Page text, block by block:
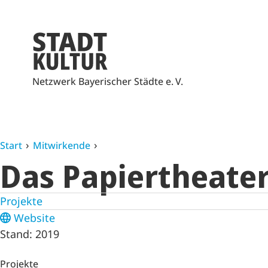
Netzwerk Bayerischer Städte e. V.
Start Mitwirkende
Das
Projekte
Website
Stand: 2019
Projekte